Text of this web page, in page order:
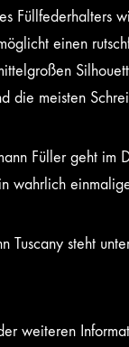
Füllfederhalters
einen
die meisten
Füller geht im
wahrlich
Tuscany steht
weiteren